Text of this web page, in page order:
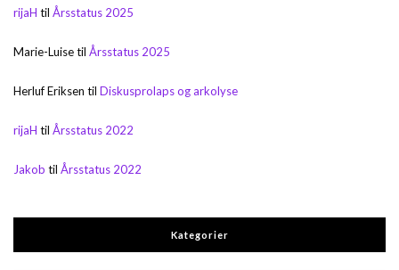
rijaH til Årsstatus 2025
Marie-Luisetil Årsstatus 2025
Herluf Eriksen til Diskusprolaps og arkolyse
rijaH til Årsstatus 2022
Jakob til Årsstatus 2022
Kategorier